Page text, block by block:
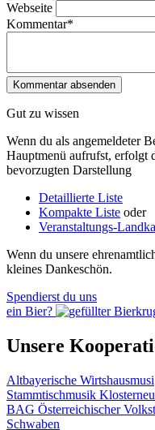
Webseite
Kommentar*
Gut zu wissen
Wenn du als angemeldeter
Hauptmenü aufrufst, erfolgt
bevorzugten Darstellung
Detaillierte Liste
Kompakte Liste oder
Veranstaltungs-
Wenn du unsere
kleines Dankeschön.
Spendierst du uns
ein Bier?
Unsere
Altbayerische Wirtshausmusi
Stammtischmusik
BAG Österreichischer
Schwaben